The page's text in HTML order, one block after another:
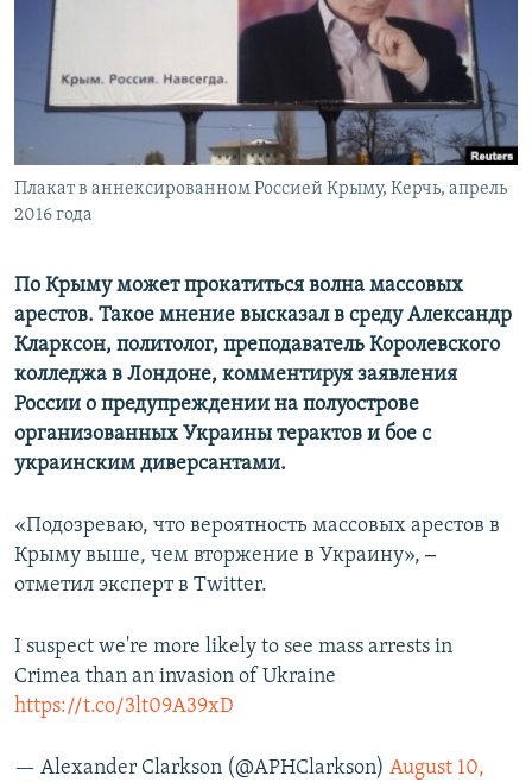
ПОБЕДИТЕЛЕЙ НЕ СУДЯТ?
КРЫМ.НЕПОКОРЕННЫЙ
ELIFBE
УКРАИНСКАЯ ПРОБЛЕМА КРЫМА
ПРИСОЕДИНЯЙТЕСЬ!
Все сайты RFE/RL
Плакат в аннексированном Россией Крыму, Керчь, апрель
2016 года
По Крыму может прокатиться волна массовых
арестов. Такое мнение высказал в среду Александр
Кларксон, политолог, преподаватель Королевского
колледжа в Лондоне, комментируя заявления
России о предупреждении на полуострове
организованных Украины терактов и бое с
украинским диверсантами.
«Подозреваю, что вероятность массовых арестов в
Крыму выше, чем вторжение в Украину»,‒
отметил эксперт в Twitter.
I suspect we're more likely to see mass arrests in
Crimea than an invasion of Ukraine
https://t.co/3lt09A39xD
— Alexander Clarkson (@APHClarkson) August 10,